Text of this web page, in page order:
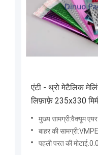
एंटी - थ्रो मेटैलिक
लिफ़ाफ़े 235x330
मुख्य सामग्री:वैक्यूम एयर
बाहर की
पहली परत की